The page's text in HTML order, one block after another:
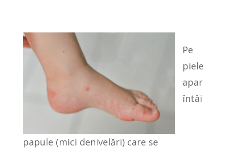
Pe
piele
apar
întâi
papule (mici denivelări) care se